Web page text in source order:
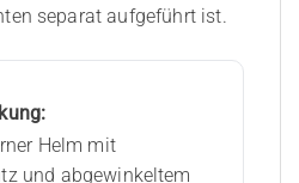
separat aufgeführt ist.
Helm mit
und abgewinkeltem